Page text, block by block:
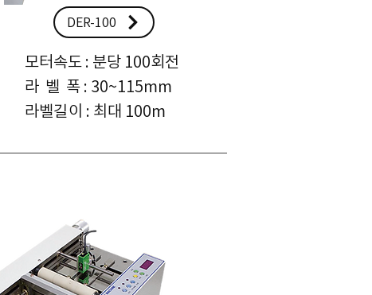
DER-100
모터속도 : 분당 100회전
라 벨 폭 : 30~115mm
라벨길이 : 최대 100m